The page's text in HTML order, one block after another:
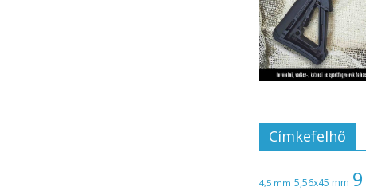
Címkefelhő
4,5 mm 5,56x45 mm